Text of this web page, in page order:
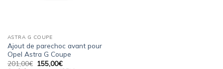
ASTRA G COUPE
Ajout de parechoc avant pour
Opel Astra G Coupe
201,00€ Le
155,00€Le